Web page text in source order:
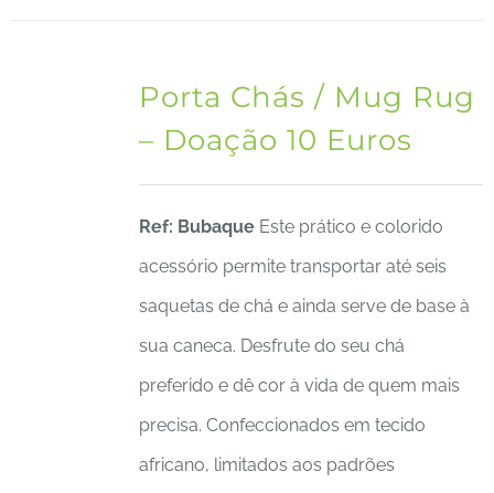
Porta Chás / Mug Rug
– Doação 10 Euros
Ref: BubaqueEste prático e colorido
acessório permite transportar até seis
saquetas de chá e ainda serve de base à
sua caneca. Desfrute do seu chá
preferido e dê cor à vida de quem mais
precisa. Confeccionados em tecido
africano, limitados aos padrões